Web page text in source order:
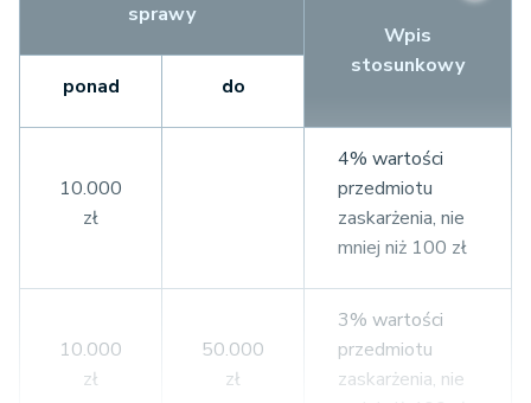
sprawy
Wpis
stosunkowy
ponad
do
10.000
zł
4% wartości
przedmiotu
zaskarżenia, nie
mniej niż 100 zł
10.000
zł
50.000
zł
3% wartości
przedmiotu
zaskarżenia, nie